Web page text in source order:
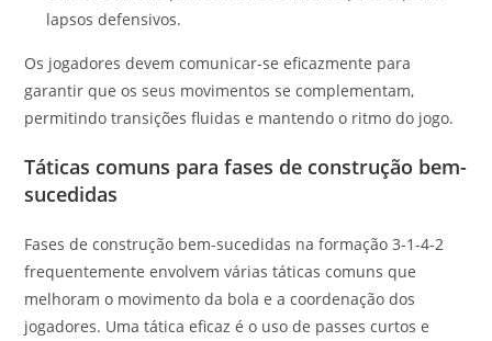
lapsos defensivos.
Os jogadores devem comunicar-se eficazmente para
garantir que os seus movimentos se complementam,
permitindo transições fluidas e mantendo o ritmo do jogo.
Táticas comuns para fases de construção bem-
sucedidas
Fases de construção bem-sucedidas na formação 3-1-4-2
frequentemente envolvem várias táticas comuns que
melhoram o movimento da bola e a coordenação dos
jogadores. Uma tática eficaz é o uso de passes curtos e